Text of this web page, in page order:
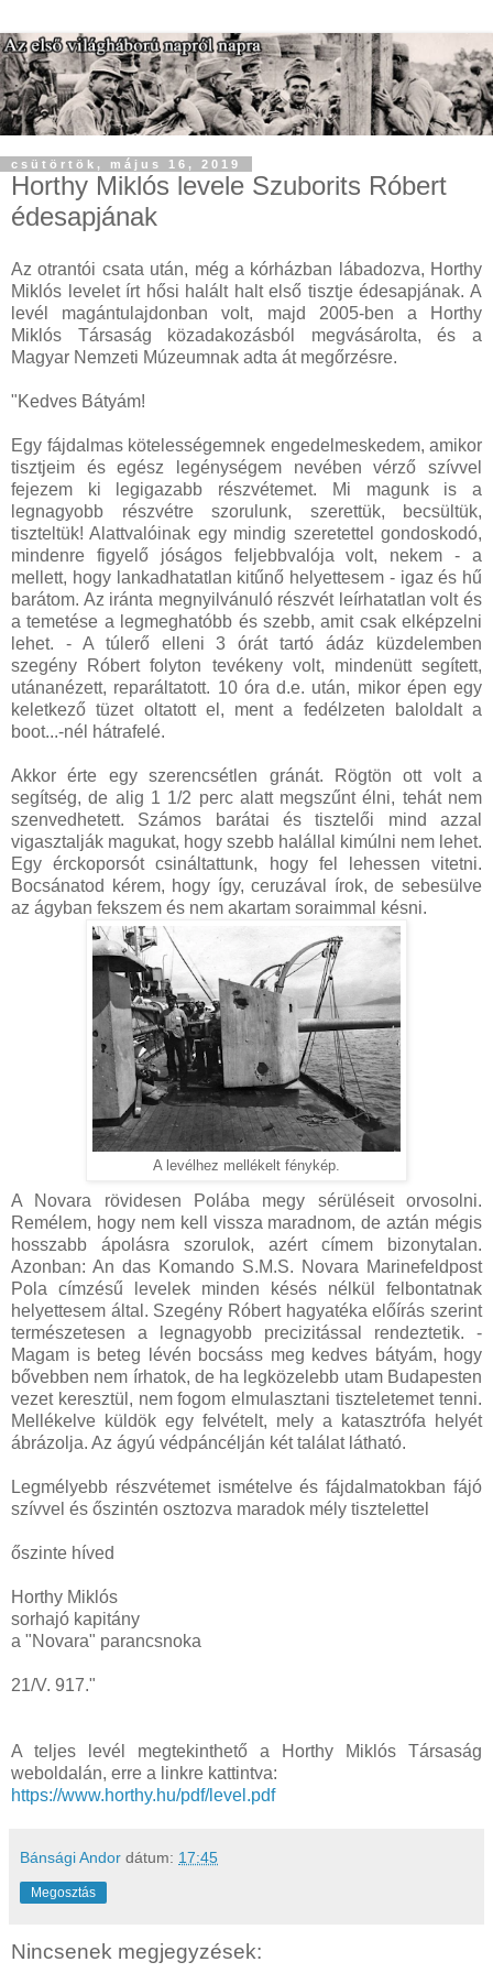
csütörtök, május 16, 2019
Horthy Miklós levele Szuborits Róbert
édesapjának
Az otrantói csata után, még a kórházban lábadozva, Horthy
Miklós levelet írt hősi halált halt első tisztje édesapjának. A
levél magántulajdonban volt, majd 2005-ben a Horthy
Miklós Társaság közadakozásból megvásárolta, és a
Magyar Nemzeti Múzeumnak adta át megőrzésre.
"Kedves Bátyám!
Egy fájdalmas kötelességemnek engedelmeskedem, amikor
tisztjeim és egész legénységem nevében vérző szívvel
fejezem ki legigazabb részvétemet. Mi magunk is a
legnagyobb részvétre szorulunk, szerettük, becsültük,
tiszteltük! Alattvalóinak egy mindig szeretettel gondoskodó,
mindenre figyelő jóságos feljebbvalója volt, nekem - a
mellett, hogy lankadhatatlan kitűnő helyettesem - igaz és hű
barátom. Az iránta megnyilvánuló részvét leírhatatlan volt és
a temetése a legmeghatóbb és szebb, amit csak elképzelni
lehet. - A túlerő elleni 3 órát tartó ádáz küzdelemben
szegény Róbert folyton tevékeny volt, mindenütt segített,
utánanézett, reparáltatott. 10 óra d.e. után, mikor épen egy
keletkező tüzet oltatott el, ment a fedélzeten baloldalt a
boot...-nél hátrafelé.
Akkor érte egy szerencsétlen gránát. Rögtön ott volt a
segítség, de alig 1 1/2 perc alatt megszűnt élni, tehát nem
szenvedhetett. Számos barátai és tisztelői mind azzal
vigasztalják magukat, hogy szebb halállal kimúlni nem lehet.
Egy érckoporsót csináltattunk, hogy fel lehessen vitetni.
Bocsánatod kérem, hogy így, ceruzával írok, de sebesülve
az ágyban fekszem és nem akartam soraimmal késni.
A levélhez mellékelt fénykép.
A Novara rövidesen Polába megy sérüléseit orvosolni.
Remélem, hogy nem kell vissza maradnom, de aztán mégis
hosszabb ápolásra szorulok, azért címem bizonytalan.
Azonban: An das Komando S.M.S. Novara Marinefeldpost
Pola címzésű levelek minden késés nélkül felbontatnak
helyettesem által. Szegény Róbert hagyatéka előírás szerint
természetesen a legnagyobb precizitással rendeztetik. -
Magam is beteg lévén bocsáss meg kedves bátyám, hogy
bővebben nem írhatok, de ha legközelebb utam Budapesten
vezet keresztül, nem fogom elmulasztani tiszteletemet tenni.
Mellékelve küldök egy felvételt, mely a katasztrófa helyét
ábrázolja. Az ágyú védpáncélján két találat látható.
Legmélyebb részvétemet ismételve és fájdalmatokban fájó
szívvel és őszintén osztozva maradok mély tisztelettel
őszinte híved
Horthy Miklós
sorhajó kapitány
a "Novara" parancsnoka
21/V. 917."
A teljes levél megtekinthető a Horthy Miklós Társaság
weboldalán, erre a linkre kattintva:
https://www.horthy.hu/pdf/level.pdf
Bánsági Andor dátum: 17:45
Megosztás
Nincsenek megjegyzések: